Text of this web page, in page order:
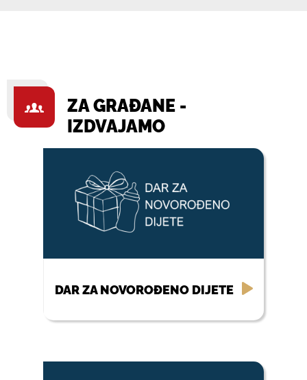
ZA GRAĐANE -
IZDVAJAMO
DAR ZA NOVOROĐENO DIJETE